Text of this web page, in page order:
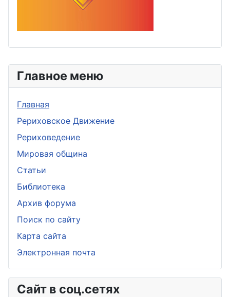
Главное меню
Главная
Рериховское Движение
Рериховедение
Мировая община
Статьи
Библиотека
Архив форума
Поиск по сайту
Карта сайта
Электронная почта
Сайт в соц.сетях